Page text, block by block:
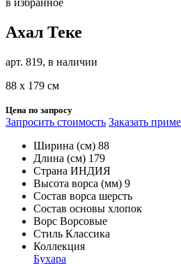
в избранное
Ахал Теке
арт. 819, в наличии
88 х 179 см
Цена по запросу
Запросить стоимость Заказать
Ширина (см) 88
Длина (см) 179
Страна ИНДИЯ
Высота ворса (мм) 9
Состав ворса шерсть
Состав основы хлопок
Ворс Ворсовые
Стиль Классика
Коллекция
Бухара